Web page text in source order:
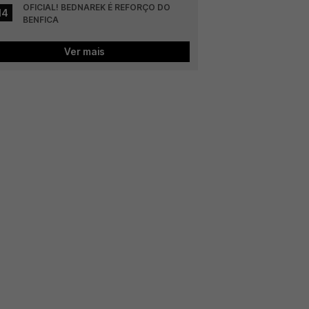
OFICIAL! BEDNAREK É REFORÇO DO
BENFICA
Ver mais